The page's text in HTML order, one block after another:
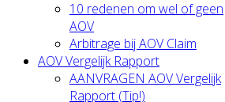
10 redenen om wel of geen
AOV
Arbitrage bij AOV Claim
AOV Vergelijk Rapport
AANVRAGEN AOV Vergelijk
Rapport (Tip!)